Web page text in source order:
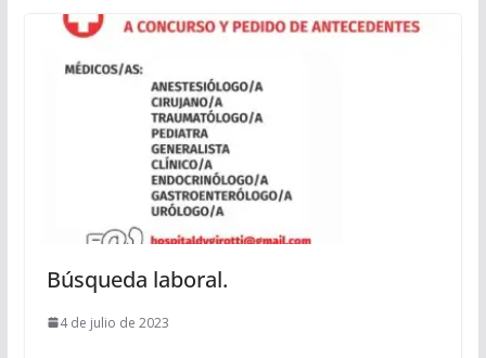
Búsqueda laboral.
4 de julio de 2023